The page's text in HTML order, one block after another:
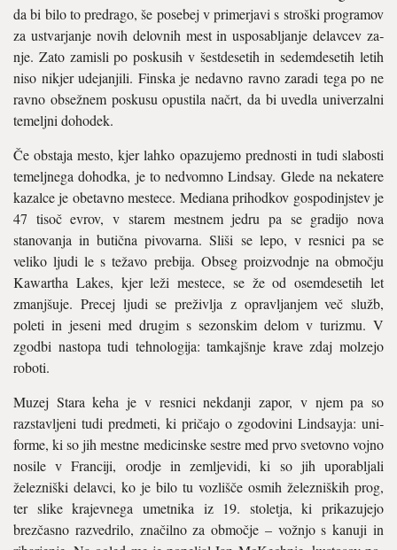
da bi bilo to predrago, še posebej v primerjavi s stroški programov
za ustvarjanje novih de­lovnih mest in usposabljanje delavcev za­
nje. Zato zamisli po poskusih v šestdesetih in sedemdesetih letih
niso nikjer udejanjili. Finska je nedavno ravno zaradi tega po ne
ravno obsežnem poskusu opustila načrt, da bi uvedla univerzalni
temeljni dohodek.
Če obstaja mesto, kjer lahko opa­zujemo prednosti in tudi slabosti
temeljnega dohodka, je to nedvomno Lindsay. Glede na nekatere
kazalce je obetavno mestece. Mediana pri­hodkov gospodinjstev je
47 tisoč evrov, v starem mestnem jedru pa se gradijo nova
stanovanja in butična pivovarna. Sliši se lepo, v resnici pa se
veliko ljudi le s teža­vo prebija. Obseg proizvodnje na območju
Kawartha Lakes, kjer leži mestece, se že od osemdesetih let
zmanjšuje. Precej ljudi se preživlja z opravljanjem več služb,
poleti in jeseni med drugim s sezonskim delom v turizmu. V
zgodbi nastopa tudi tehnologija: tamkajšnje krave zdaj molzejo
roboti.
Muzej Stara keha je v resnici nekdanji zapor, v njem pa so
razstavljeni tudi pred­meti, ki pričajo o zgodovini Lindsayja: uni­
forme, ki so jih mestne medicinske sestre med prvo svetovno vojno
nosile v Franci­ji, orodje in zemljevidi, ki so jih uporablja­li
železniški delavci, ko je bilo tu vozlišče osmih železniških prog,
ter slike krajevne­ga umetnika iz 19. stoletja, ki prikazujejo
brezčasno razvedrilo, značilno za območje – vožnjo s kanuji in